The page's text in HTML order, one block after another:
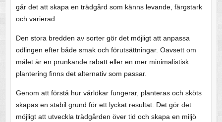
går det att skapa en trädgård som känns levande, färgstark
och varierad.
Den stora bredden av sorter gör det möjligt att anpassa
odlingen efter både smak och förutsättningar. Oavsett om
målet är en prunkande rabatt eller en mer minimalistisk
plantering finns det alternativ som passar.
Genom att förstå hur vårlökar fungerar, planteras och sköts
skapas en stabil grund för ett lyckat resultat. Det gör det
möjligt att utveckla trädgården över tid och skapa en miljö